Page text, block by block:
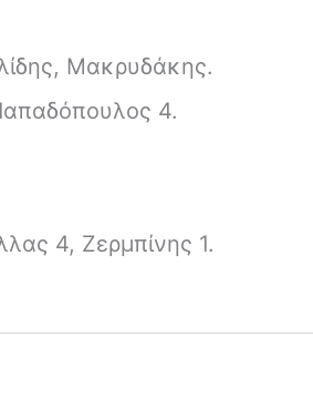
Μακρυδάκης.
4.
4, Ζερμπίνης 1.